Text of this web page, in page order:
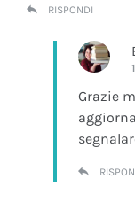
RISPONDI
Grazie